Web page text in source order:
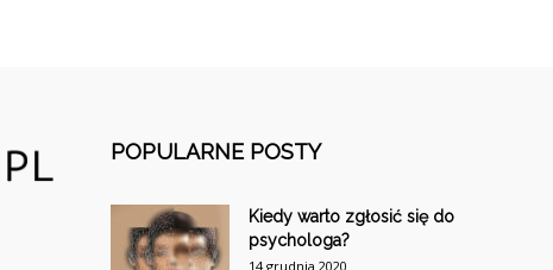
POPULARNE POSTY
Kiedy warto zgłosić się do
psychologa?
14 grudnia 2020